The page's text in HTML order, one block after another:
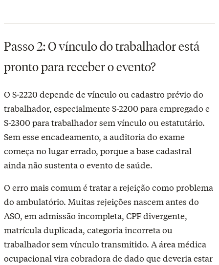
Passo 2: O vínculo do trabalhador está
pronto para receber o evento?
O S-2220 depende de vínculo ou cadastro prévio do
trabalhador, especialmente S-2200 para empregado e
S-2300 para trabalhador sem vínculo ou estatutário.
Sem esse encadeamento, a auditoria do exame
começa no lugar errado, porque a base cadastral
ainda não sustenta o evento de saúde.
O erro mais comum é tratar a rejeição como problema
do ambulatório. Muitas rejeições nascem antes do
ASO, em admissão incompleta, CPF divergente,
matrícula duplicada, categoria incorreta ou
trabalhador sem vínculo transmitido. A área médica
ocupacional vira cobradora de dado que deveria estar